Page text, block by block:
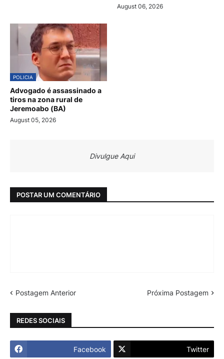
August 06, 2026
POLICIA
Advogado é assassinado a
tiros na zona rural de
Jeremoabo (BA)
August 05, 2026
Divulgue Aqui
POSTAR UM COMENTÁRIO
Postagem Anterior Próxima Postagem
REDES SOCIAIS
Facebook Twitter